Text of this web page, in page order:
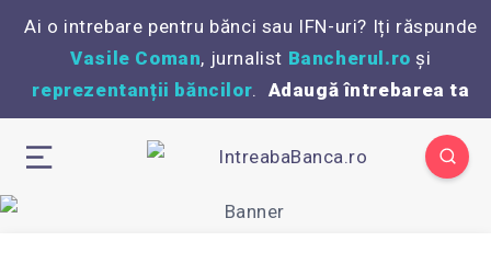
Ai o intrebare pentru bănci sau IFN-uri? Iți răspunde
Vasile Coman, jurnalist Bancherul.ro și
reprezentanții băncilor. Adaugă întrebarea ta